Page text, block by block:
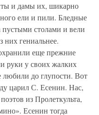
и дамы их, шикарно
ели и пили. Бледные
пустыми столами и вели
них гениальнее.
еще прежние
руки у своих жалких
до глупости. Вот
царил С. Есенин. Нас,
из Пролеткульта,
Есенин тогда